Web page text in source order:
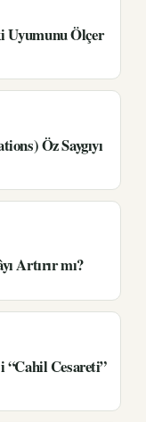
Uyumunu Ölçer
Öz Saygıyı
Artırır mı?
Cesareti”